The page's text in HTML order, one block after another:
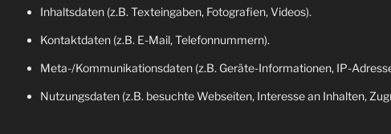
Inhaltsdaten (z.B. Texteingaben, Fotografien, Videos).
Kontaktdaten (z.B. E-Mail, Telefonnummern).
Meta-/Kommunikationsdaten (z.B. Geräte-Informationen, IP-
Nutzungsdaten (z.B. besuchte Webseiten, Interesse an Inhalten,